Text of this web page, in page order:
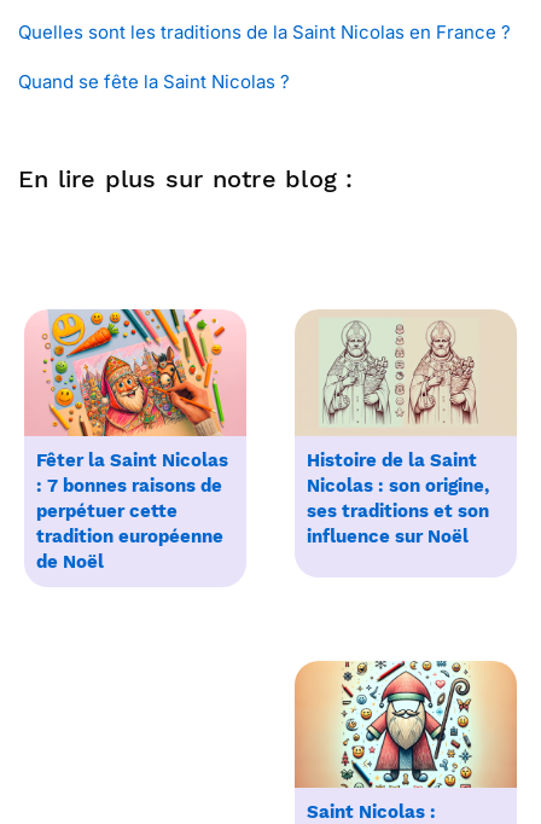
Quelles sont les traditions de la Saint Nicolas en France ?
Quand se fête la Saint Nicolas ?
En lire plus sur notre blog :
Fêter la Saint Nicolas
: 7 bonnes raisons de
perpétuer cette
tradition européenne
de Noël
Histoire de la Saint
Nicolas : son origine,
ses traditions et son
influence sur Noël
Saint Nicolas :